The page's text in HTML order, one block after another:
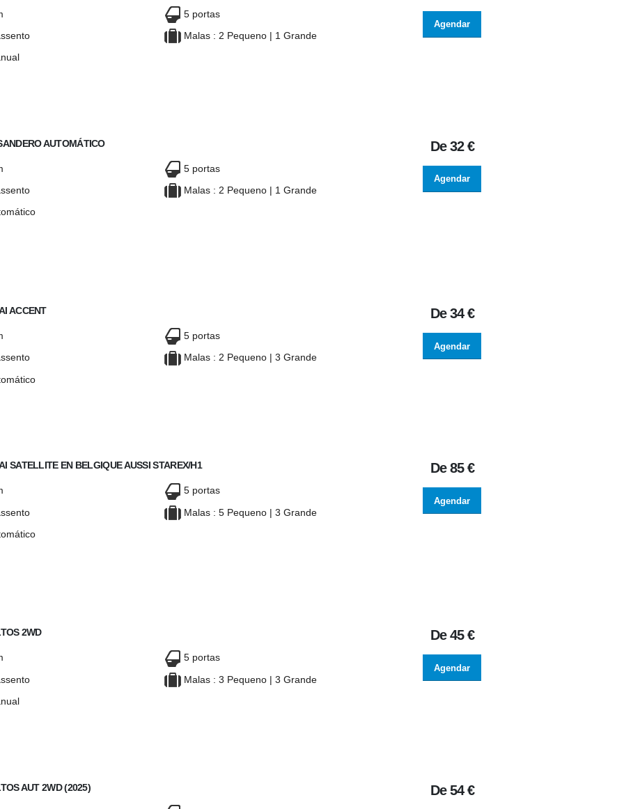
5 portas
Malas : 2 Pequeno | 1 Grande
Agendar
AUTOMÁTICO
5 portas
Malas : 2 Pequeno | 1 Grande
De32 €
Agendar
ACCENT
5 portas
Malas : 2 Pequeno | 3 Grande
De34 €
Agendar
SATELLITE EN BELGIQUE AUSSI STAREX/H1
5 portas
Malas : 5 Pequeno | 3 Grande
De85 €
Agendar
2WD
5 portas
Malas : 3 Pequeno | 3 Grande
De45 €
Agendar
AUT 2WD (2025) De54 €